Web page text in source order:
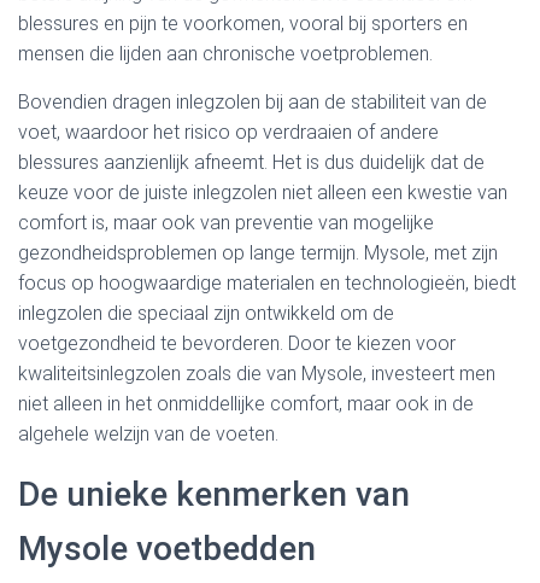
blessures en pijn te voorkomen, vooral bij sporters en
mensen die lijden aan chronische voetproblemen.
Bovendien dragen inlegzolen bij aan de stabiliteit van de
voet, waardoor het risico op verdraaien of andere
blessures aanzienlijk afneemt. Het is dus duidelijk dat de
keuze voor de juiste inlegzolen niet alleen een kwestie van
comfort is, maar ook van preventie van mogelijke
gezondheidsproblemen op lange termijn. Mysole, met zijn
focus op hoogwaardige materialen en technologieën, biedt
inlegzolen die speciaal zijn ontwikkeld om de
voetgezondheid te bevorderen. Door te kiezen voor
kwaliteitsinlegzolen zoals die van Mysole, investeert men
niet alleen in het onmiddellijke comfort, maar ook in de
algehele welzijn van de voeten.
De unieke kenmerken van
Mysole voetbedden